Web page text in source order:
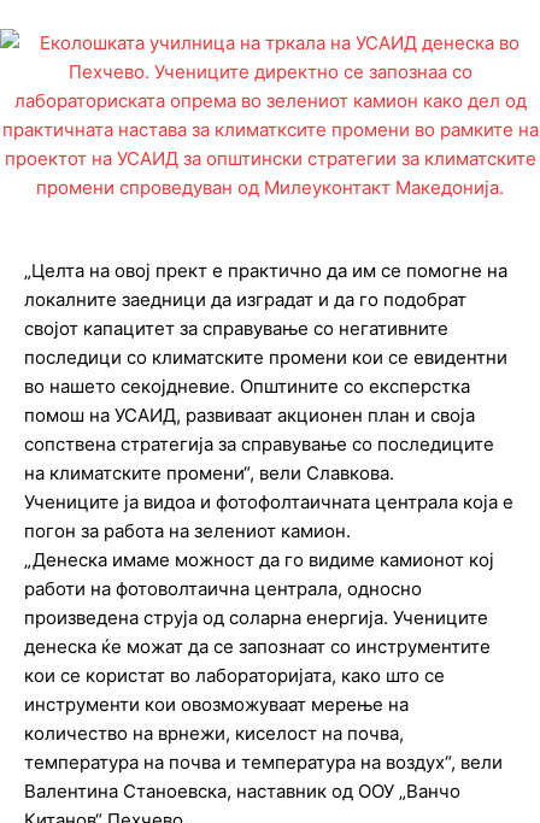
„Целта на овој прект е практично да им се помогне на
локалните заедници да изградат и да го подобрат
својот капацитет за справување со негативните
последици со климатските промени кои се евидентни
во нашето секојдневие. Општините со експерстка
помош на УСАИД, развиваат акционен план и своја
сопствена стратегија за справување со последиците
на климатските промени“, вели Славкова.
Учениците ја видоа и фотофолтаичната централа која е
погон за работа на зелениот камион.
„Денеска имаме можност да го видиме камионот кој
работи на фотоволтаична централа, односно
произведена струја од соларна енергија. Учениците
денеска ќе можат да се запознаат со инструментите
кои се користат во лабораторијата, како што се
инструменти кои овозможуваат мерење на
количество на врнежи, киселост на почва,
температура на почва и температура на воздух“, вели
Валентина Станоевска, наставник од ООУ „Ванчо